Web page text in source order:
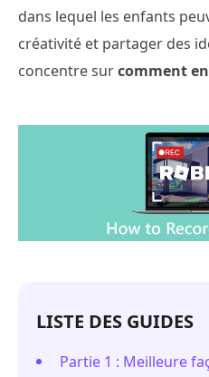
dans lequel les enfants
créativité et partager des
concentre surcomment
LISTE DES GUIDES
Partie 1 : Meilleure